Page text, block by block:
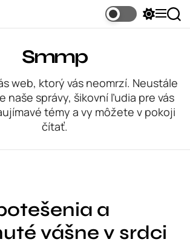
S
w
o
l
o
r
e
M
e
S
e
Smmp
web, ktorý vás neomrzí. Neustále
naše správy, šikovní ľudia pre vás
témy a vy môžete v pokoji
čítať.
a
vášne v srdci